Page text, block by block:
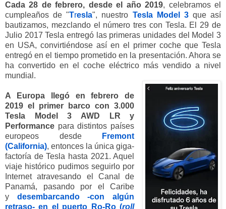
Cada 28 de febrero, desde el año 2019, celebramos el
cumpleaños de "Tresla", nuestro Tesla Model 3que así
bautizamos, mezclando el número tres con Tesla. El 29 de
Julio 2017 Tesla entregó las primeras unidades del Model 3
en USA, convirtiéndose así en el primer coche que Tesla
entregó en el tiempo prometido en la presentación. Ahora se
ha convertido en el coche eléctrico más vendido a nivel
mundial.
A Europa llegó en febrero de
2019 el primer barco con 3.000
Tesla Model 3 AWD LR y
Performance para distintos países
europeos desde
Fremont
(California), entonces la única giga-
factoría de Tesla hasta 2021. Aquel
viaje histórico pudimos seguirlo por
Internet atravesando el Canal de
Panamá, pasando por el Caribe
y desembarcando -con algún
retraso- en el puerto Ro-Ro(roll